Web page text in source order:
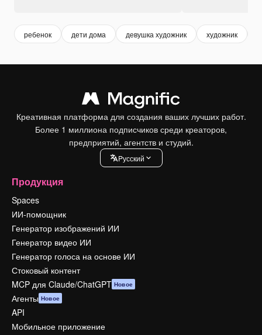
ребенок дети дома девушка художник художник
Креативная платформа для создания ваших лучших работ.
Более 1 миллиона подписчиков среди креаторов,
предприятий, агентств и студий.
Pусский
Продукция
Spaces
ИИ-помощник
Генератор изображений ИИ
Генератор видео ИИ
Генератор голоса на основе ИИ
Стоковый контент
MCP для Claude/ChatGPT Новое
Агенты Новое
API
Мобильное приложение